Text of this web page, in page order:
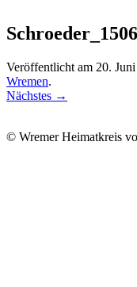
Veröffentlicht am 20.
Wremen.
Nächstes →
© Wremer Heimatkreis